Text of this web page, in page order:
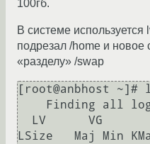
100гб.
В системе
подрезал /home и новое
«разделу» /swap
[root@anbhost
LSize   Maj Min